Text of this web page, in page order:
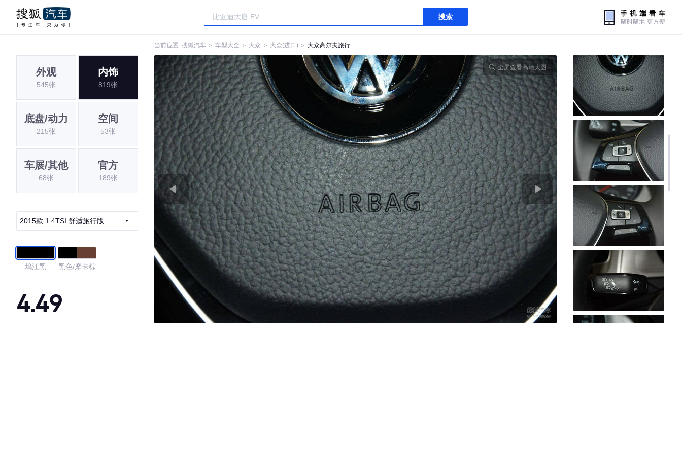
搜索
当前位置: 搜狐汽车 ＞ 车型大全 ＞ 大众 ＞ 大众(进口) ＞ 大众高尔夫旅行
外观
545张
内饰
819张
底盘/动力
215张
空间
53张
车展/其他
68张
官方
189张
2015款 1.4TSI 舒适旅行版
坞江黑 黑色/摩卡棕
4.49
全屏查看高清大图